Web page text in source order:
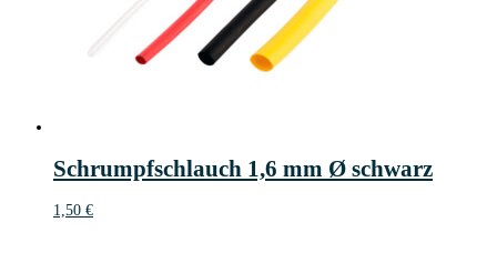
Schrumpfschlauch 1,6 mm Ø schwarz
1,50 €